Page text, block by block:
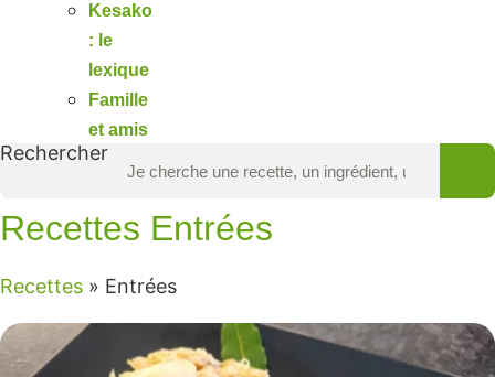
Kesako
: le
lexique
Famille
et amis
Rechercher
Recettes Entrées
Recettes » Entrées